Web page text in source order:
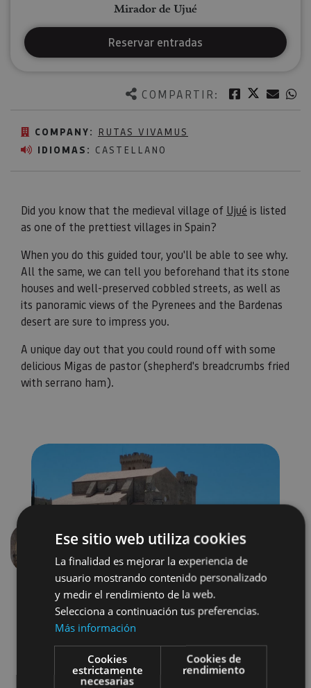
COMPARTIR: Facebook
Twitter
COMPANY: RUTAS VIVAMUS
IDIOMAS: CASTELLANO
Did you know that the medieval village of Ujué is listed
as one of the prettiest villages in Spain?
When you do this guided tour, you'll be able to see why.
All the same, we can tell you beforehand that its stone
houses and well-preserved cobbled streets, as well as
its panoramic views of the Pyrenees and the Bardenas
desert are sure to impress you.
A unique day out that you could round off with some
delicious Migas de pastor (shepherd's breadcrumbs fried
with serrano ham).
Mirador de Ujué
Reservar entradas
Previous
Castillos y fortalezas
Ese sitio web utiliza cookies
La finalidad es mejorar la experiencia de
usuario mostrando contenido personalizado
y medir el rendimiento de la web.
Selecciona a continuación tus preferencias.
Más información
Cookies
estrictamente
necesarias
Cookies de
rendimiento